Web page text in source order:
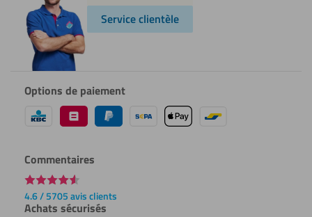
Service clientèle
Options de paiement
Commentaires
4.6 / 5705 avis clients
Achats sécurisés